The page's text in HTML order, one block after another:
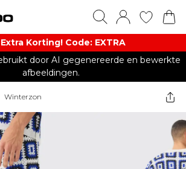
Extra Korting! Code: EXTRA​
door AI gegenereerde en bewerkte
afbeeldingen.
Winterzon